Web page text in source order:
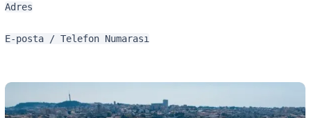
Adres
E-posta / Telefon Numarası